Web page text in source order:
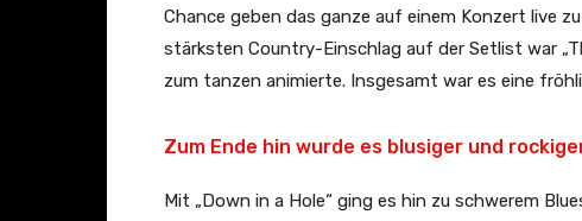
Chance geben das ganze auf einem Konzert live
stärksten Country-Einschlag auf der Setlist war
zum tanzen animierte. Insgesamt war es eine
Zum Ende hin wurde es blusiger und
Mit „Down in a Hole“ ging es hin zu schwerem